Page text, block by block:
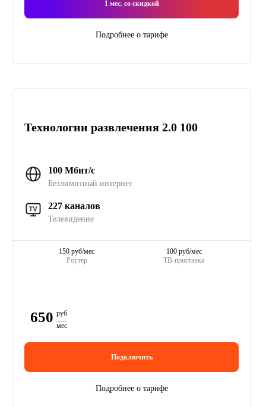
1мес. со скидкой
Подробнее о тарифе
Технологии развлечения 2.0 100
100 Мбит/с
Безлимитный интернет
227 каналов
Телевидение
Роутер
150 руб/мес
ТВ-приставка
100 руб/мес
650 руб
мес
Подключить
Подробнее о тарифе